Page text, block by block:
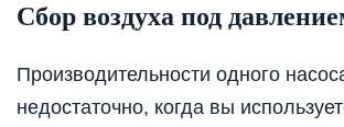
Сбор воздуха под
Производительности одного
недостаточно, когда вы